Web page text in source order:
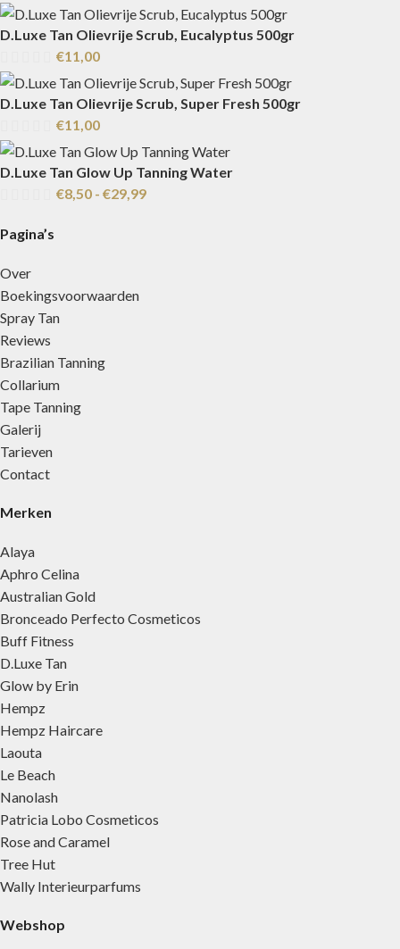
D.Luxe Tan Olievrije Scrub, Eucalyptus 500gr
€11,00
D.Luxe Tan Olievrije Scrub, Super Fresh 500gr
€11,00
D.Luxe Tan Glow Up Tanning Water
€8,50 - €29,99
Pagina’s
Over
Boekingsvoorwaarden
Spray Tan
Reviews
Brazilian Tanning
Collarium
Tape Tanning
Galerij
Tarieven
Contact
Merken
Alaya
Aphro Celina
Australian Gold
Bronceado Perfecto Cosmeticos
Buff Fitness
D.Luxe Tan
Glow by Erin
Hempz
Hempz Haircare
Laouta
Le Beach
Nanolash
Patricia Lobo Cosmeticos
Rose and Caramel
Tree Hut
Wally Interieurparfums
Webshop